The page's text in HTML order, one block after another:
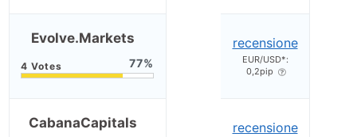
Evolve.Markets
77
recensione
EUR/USD*:
0,2pip
CabanaCapitals recensione